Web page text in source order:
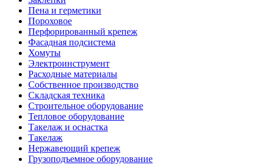
Пена и герметики
Пороховое
Перфорированный крепеж
Фасадная подсистема
Хомуты
Электроинструмент
Расходные материалы
Собственное производство
Складская техника
Строительное оборудование
Тепловое оборудование
Такелаж и оснастка
Такелаж
Нержавеющий крепеж
Грузоподъемное оборудование